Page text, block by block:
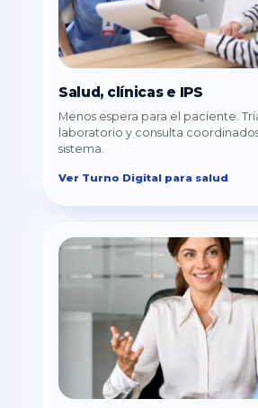
Salud, clínicas e IPS
Menos espera para el paciente.
laboratorio y consulta
sistema.
Ver Turno Digital para salud